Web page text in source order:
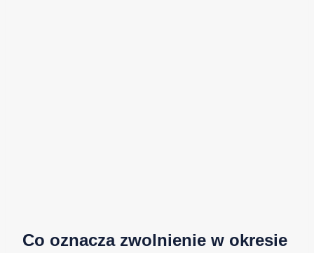
Co oznacza zwolnienie w okresie